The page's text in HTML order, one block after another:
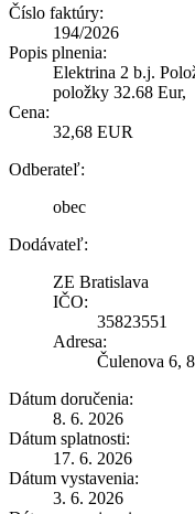
Číslo faktúry:
194/2026
Popis plnenia:
Elektrina 2 b.j.
položky 32.68 Eur,
Cena:
32,68 EUR
Odberateľ:
obec
Dodávateľ:
ZE Bratislava
IČO:
35823551
Adresa:
Čulenova 6,
Dátum doručenia:
8. 6. 2026
Dátum splatnosti:
17. 6. 2026
Dátum vystavenia:
3. 6. 2026